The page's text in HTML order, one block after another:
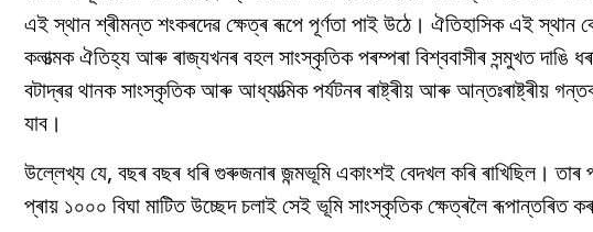
এই স্থান শ্ৰীমন্ত শংকৰদেৱ ক্ষেত্ৰ ৰূপে পূৰ্ণতা পাই উঠে। ঐতিহাসিক এই
কলাত্মক ঐতিহ্য আৰু ৰাজ্যখনৰ বহল সাংস্কৃতিক পৰম্পৰা বিশ্ববাসীৰ সন্মুখত দাঙি
বটাদ্ৰৱ থানক সাংস্কৃতিক আৰু আধ্যাত্মিক পৰ্যটনৰ ৰাষ্ট্ৰীয় আৰু আন্তঃৰাষ্ট্ৰীয়
যাব।
উল্লেখ্য যে, বছৰ বছৰ ধৰি গুৰুজনাৰ জন্মভূমি একাংশই বেদখল কৰি ৰাখিছিল।
প্ৰায় ১০০০ বিঘা মাটিত উচ্ছেদ চলাই সেই ভূমি সাংস্কৃতিক ক্ষেত্ৰলৈ ৰূপান্তৰিত